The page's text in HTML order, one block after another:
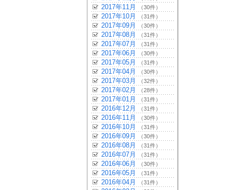
2017年11月 （30件）
2017年10月 （31件）
2017年09月 （30件）
2017年08月 （31件）
2017年07月 （31件）
2017年06月 （30件）
2017年05月 （31件）
2017年04月 （30件）
2017年03月 （32件）
2017年02月 （28件）
2017年01月 （31件）
2016年12月 （31件）
2016年11月 （30件）
2016年10月 （31件）
2016年09月 （30件）
2016年08月 （31件）
2016年07月 （31件）
2016年06月 （30件）
2016年05月 （31件）
2016年04月 （31件）